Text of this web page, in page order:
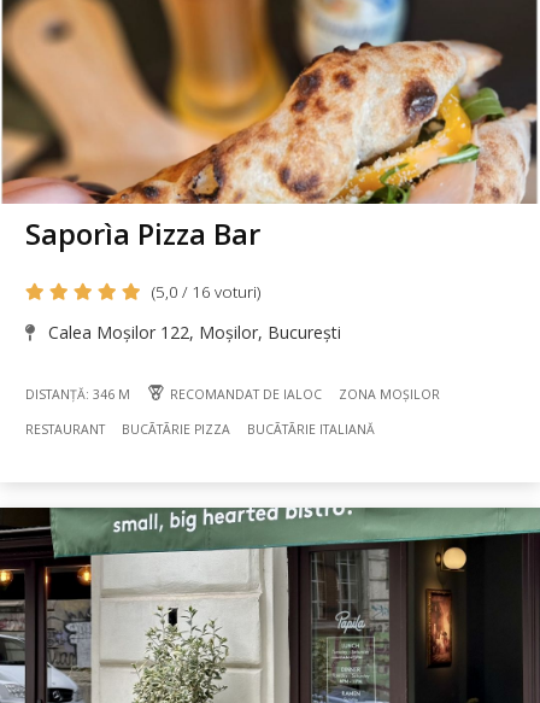
Saporìa Pizza Bar
(5,0 / 16 voturi)
Calea Moșilor 122, Moșilor, București
DISTANȚĂ: 346 M RECOMANDAT DE IALOC ZONA MOȘILOR
RESTAURANT BUCÃTÃRIE PIZZA BUCÃTÃRIE ITALIANĂ